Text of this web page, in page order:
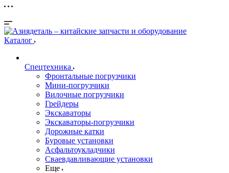
Каталог
Спецтехника
Фронтальные погрузчики
Мини-погрузчики
Вилочные погрузчики
Грейдеры
Экскаваторы
Экскаваторы-погрузчики
Дорожные катки
Буровые установки
Асфальтоукладчики
Сваевдавливающие установки
Еще